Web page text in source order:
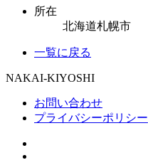
所在
北海道札幌市
一覧に戻る
NAKAI-KIYOSHI
お問い合わせ
プライバシーポリシー